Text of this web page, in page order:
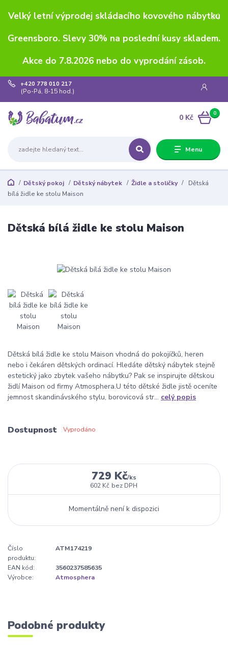
Velký letní výprodej skládacího kovového nábytku
Greensboro. Slevy 30% na poslední kusy skladem.
Akce do 7.8.2026 nebo do vyprodání zásob.
Menu
+420 778 010 217
(Po-Pá, 8-15 hod.)
0
0 Kč
Dětský pokoj Dětský nábytek Židle a stoličky
Dětská
bílá židle ke stolu Maison
Dětská bílá židle ke stolu Maison
Dětská bílá židle ke stolu Maison vhodná do pokojíčků, heren
nebo i čekáren dětských ordinací. Hledáte dětský nábytek stejně
estetický jako zbytek vašeho nábytku? Pak se inspirujte dětskou
židlí Maison od firmy Atmosphera.U této dětské židle jistě oceníte
jemnost skandinávského stylu, borovicová str... celý popis
Dostupnost Vyprodáno
729 Kč/ks
602 Kč bez DPH
Momentálně není k dispozici
Číslo
produktu:
ATM174219
EAN kód:
3560237585635
Výrobce:
Atmosphera
Podobné produkty